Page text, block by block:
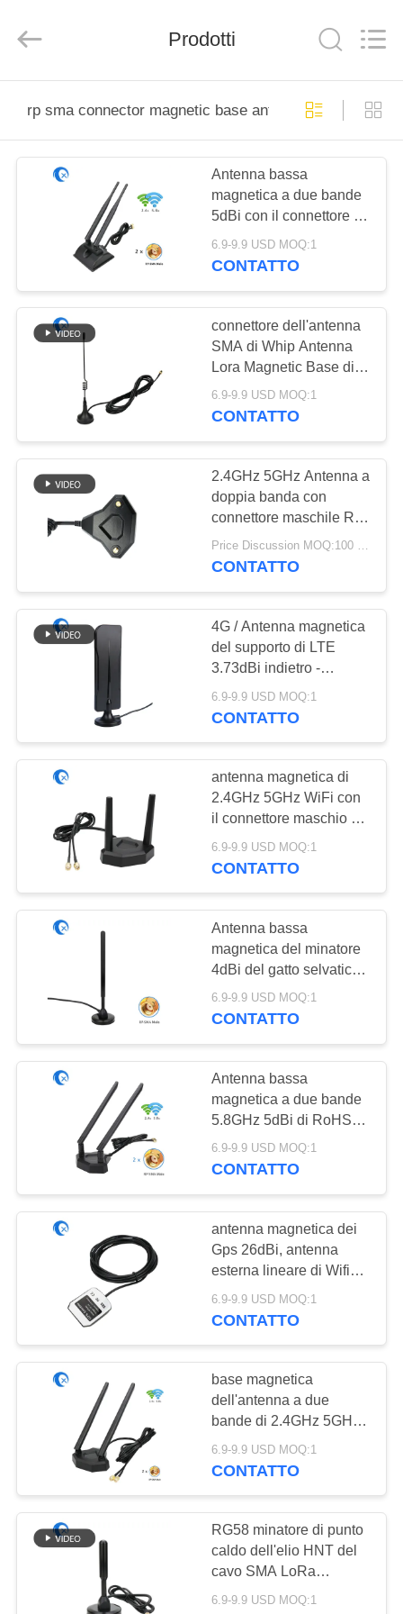
PRODOTTI
GIRO
DELLA
FABBRICA
CONTROLLO
DI
QUALITÀ
CONTATTICI
CASI
MAPPA
PRIVACY
POLICY
Electronics
Prodotti
rp sma connector magnetic base antenna
Antenna bassa
magnetica a due bande
5dBi con il connettore di
RP SMA
6.9-9.9 USD MOQ:1
CONTATTO
connettore dell'antenna
SMA di Whip Antenna
Lora Magnetic Base di
DOTTRINA 433MHz
6.9-9.9 USD MOQ:1
CONTATTO
2.4GHz 5GHz Antenna a
doppia banda con
connettore maschile RP-
SMA Base magnetica
per WiFi Router wireless
Price Discussion MOQ:100 PCS
CONTATTO
4G / Antenna magnetica
del supporto di LTE
3.73dBi indietro -
compatibile a 3G 2G
6.9-9.9 USD MOQ:1
CONTATTO
antenna magnetica di
2.4GHz 5GHz WiFi con
il connettore maschio di
RP SMA
6.9-9.9 USD MOQ:1
CONTATTO
Antenna bassa
magnetica del minatore
4dBi del gatto selvatico
300 di punto caldo
dell'elio con il cavo di
6.9-9.9 USD MOQ:1
CONTATTO
Antenna bassa
magnetica a due bande
5.8GHz 5dBi di RoHS
2,4
6.9-9.9 USD MOQ:1
CONTATTO
antenna magnetica dei
Gps 26dBi, antenna
esterna lineare di Wifi
Connettore di SMA
6.9-9.9 USD MOQ:1
CONTATTO
base magnetica
dell'antenna a due
bande di 2.4GHz 5GHz
per il router senza fili
della scheda di rete di
6.9-9.9 USD MOQ:1
CONTATTO
RG58 minatore di punto
caldo dell'elio HNT del
cavo SMA LoRa
Magnetic Mount
6.9-9.9 USD MOQ:1